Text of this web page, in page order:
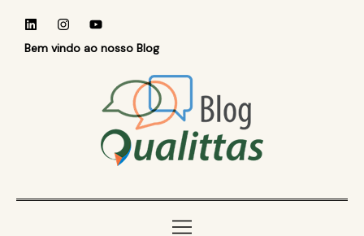
Bem vindo ao nosso Blog